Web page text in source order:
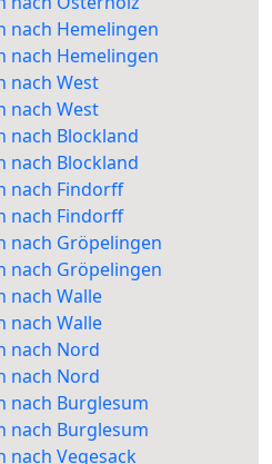
nach Hemelingen
nach Hemelingen
nach West
nach West
nach Blockland
nach Blockland
nach Findorff
nach Findorff
nach Gröpelingen
nach Gröpelingen
nach Walle
nach Walle
nach Nord
nach Nord
nach Burglesum
nach Burglesum
nach Vegesack